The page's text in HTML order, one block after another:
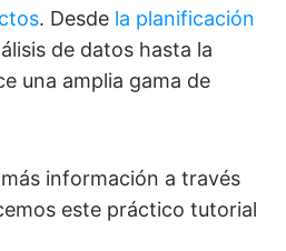
. Desde la planificación
de datos hasta la
una amplia gama de
información a través
este práctico tutorial